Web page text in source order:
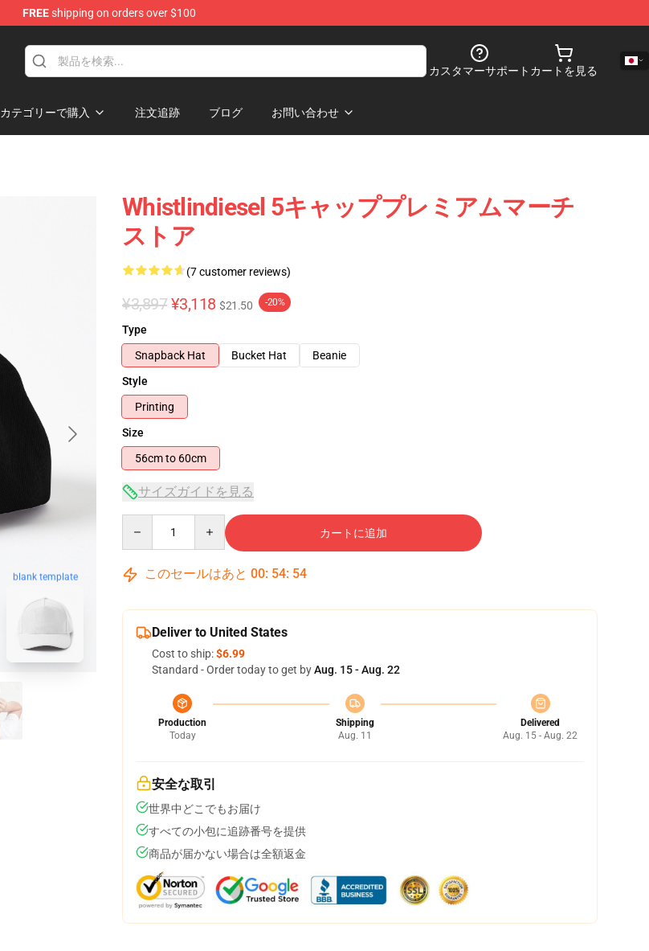
FREEshipping on orders over $100
カスタマーサポート カートを見る
カテゴリーで購入 注文追跡 ブログ お問い合わせ
blank template
Whistlindiesel 5キャッププレミアムマーチ
ストア
(7 customer reviews)
¥3,897 ¥3,118 $21.50 -20%
Type
Snapback Hat
Bucket Hat
Beanie
Style
Printing
Size
56cm to 60cm
サイズガイドを見る
カートに追加
このセールはあと 00: 54: 53
Deliver to United States
Cost to ship:$6.99
Standard - Order today to get byAug. 15 - Aug. 22
Production
Today
Shipping
Aug. 11
Delivered
Aug. 15 - Aug. 22
安全な取引
世界中どこでもお届け
すべての小包に追跡番号を提供
商品が届かない場合は全額返金